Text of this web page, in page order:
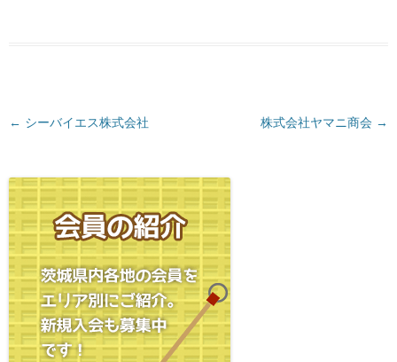
投
ゲ
ー
シ
ョ
ン
← シーバイエス株式会社 株式会社ヤマニ商会 →